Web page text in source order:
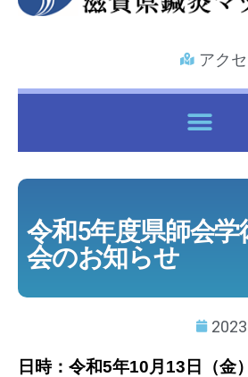
アク
令和5年度県師会学
会のお知らせ
日時：令和5年10月13日（金）